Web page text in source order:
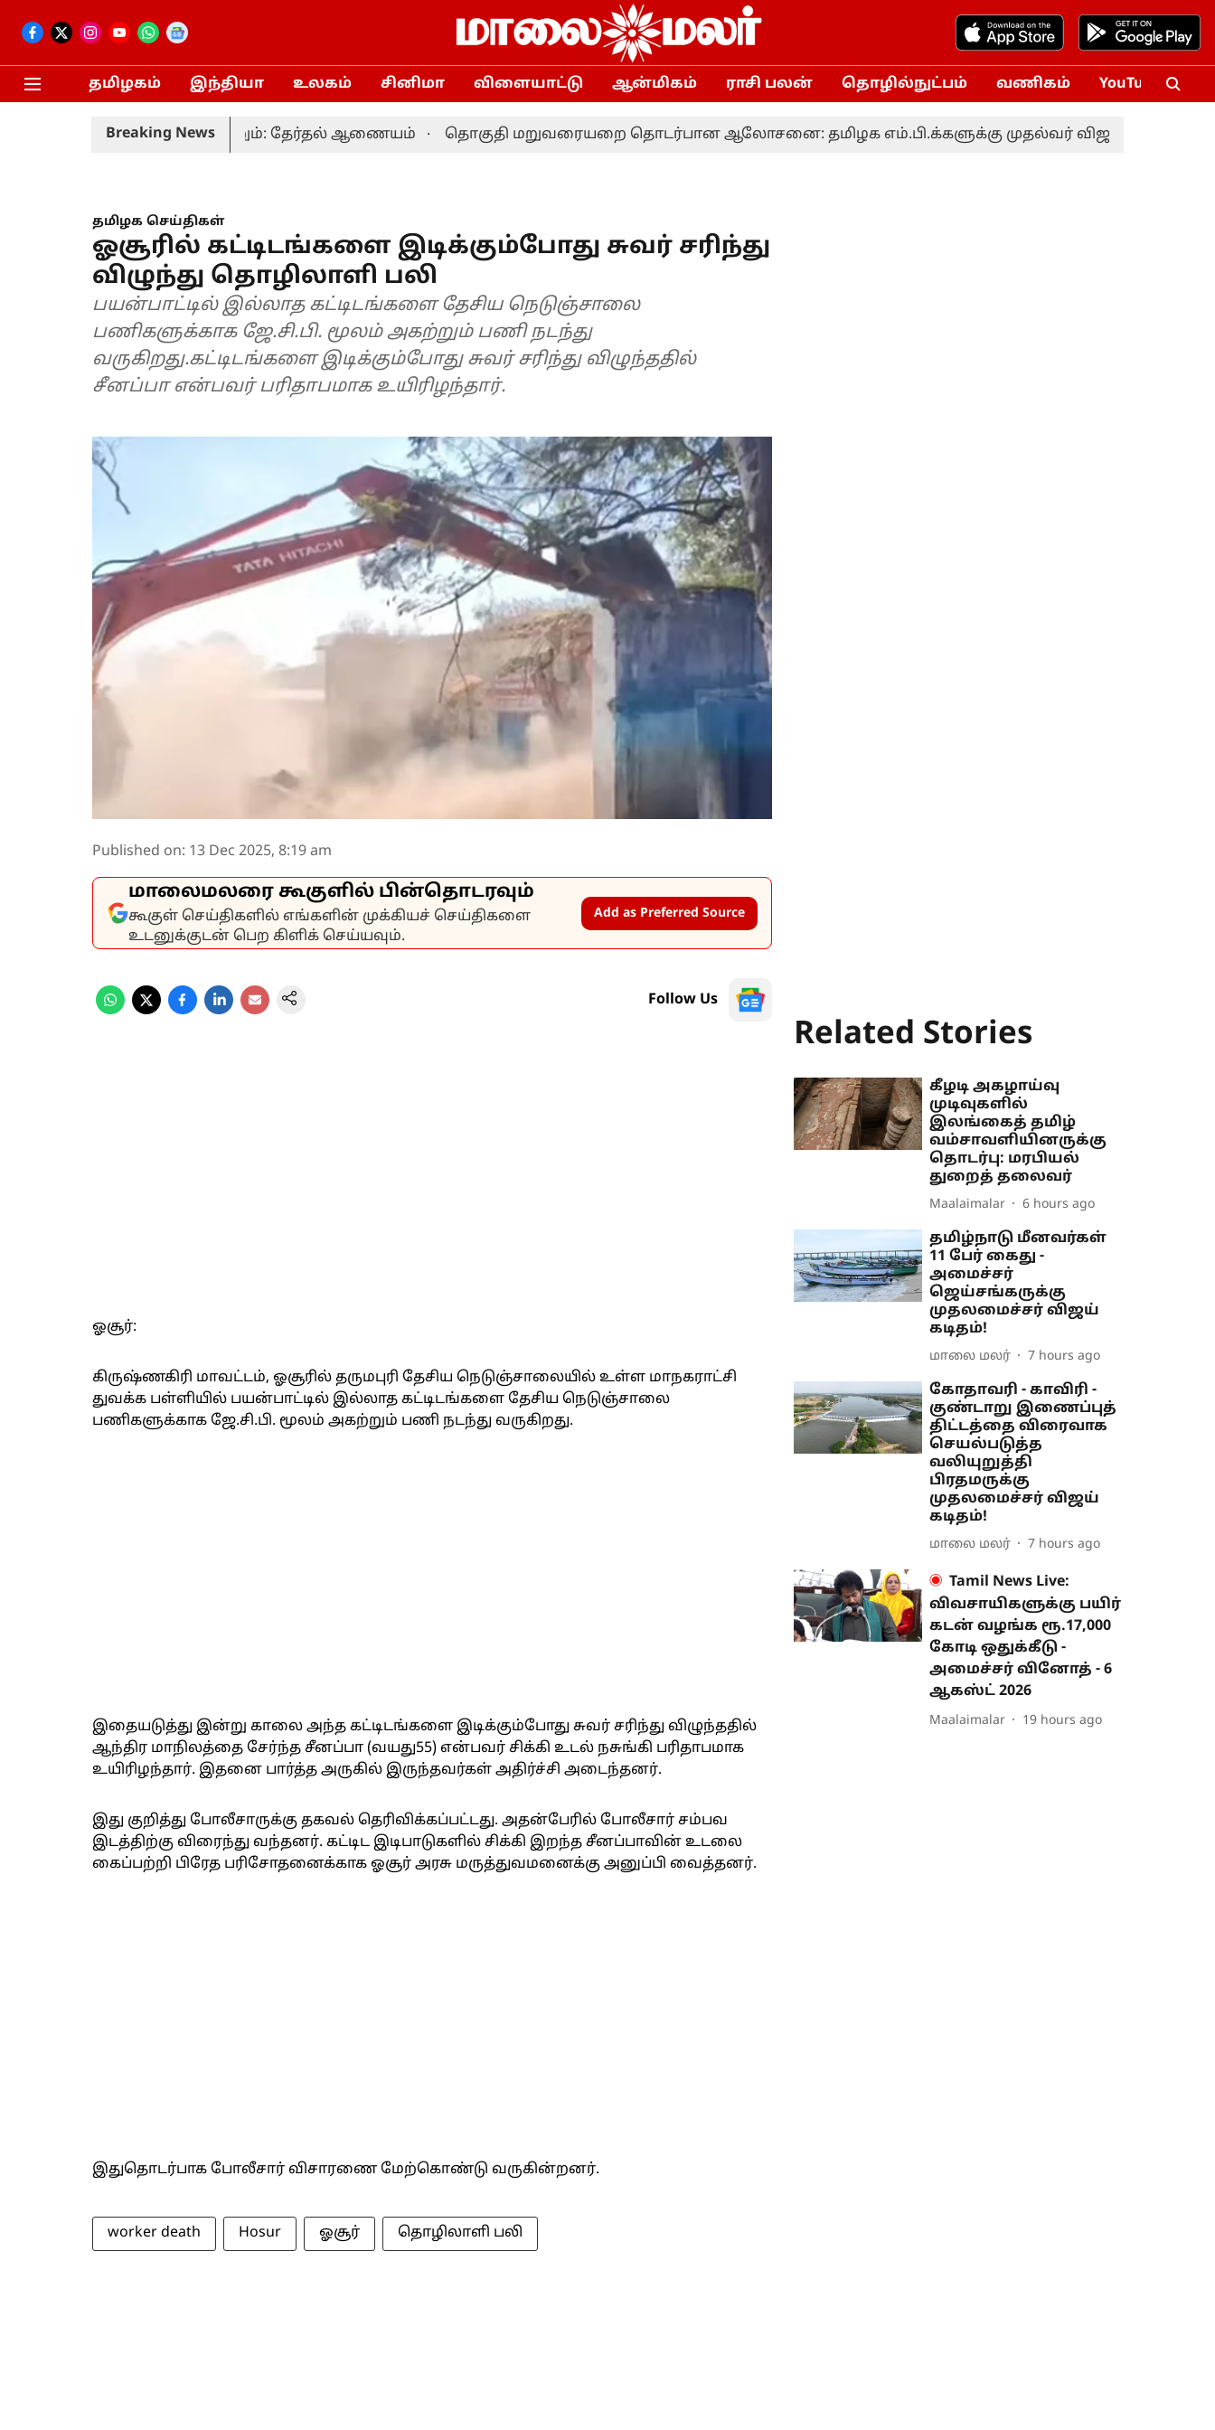
தமிழகம் இந்தியா உலகம் சினிமா விளையாட்டு ஆன்மிகம் ராசி பலன் தொழில்நுட்பம் வணிகம் YouTube
Breaking News
20-ம் தேதி நடைபெறும்: தேர்தல் ஆணையம் தொகுதி மறுவரையறை தொடர்பான ஆலோசனை: தமிழக எம்.பி.க்களுக்கு முதல்வர் விஜய் அழைப்பு
தமிழக செய்திகள்
ஓசூரில் கட்டிடங்களை இடிக்கும்போது சுவர் சரிந்து
விழுந்து தொழிலாளி பலி
பயன்பாட்டில் இல்லாத கட்டிடங்களை தேசிய நெடுஞ்சாலை
பணிகளுக்காக ஜே.சி.பி. மூலம் அகற்றும் பணி நடந்து
வருகிறது.கட்டிடங்களை இடிக்கும்போது சுவர் சரிந்து விழுந்ததில்
சீனப்பா என்பவர் பரிதாபமாக உயிரிழந்தார்.
Published on: 13 Dec 2025, 8:19 am
மாலைமலரை கூகுளில் பின்தொடரவும்
கூகுள் செய்திகளில் எங்களின் முக்கியச் செய்திகளை
உடனுக்குடன் பெற கிளிக் செய்யவும்.
Add as Preferred Source
Follow Us
ஓசூர்:
கிருஷ்ணகிரி மாவட்டம், ஓசூரில் தருமபுரி தேசிய நெடுஞ்சாலையில் உள்ள மாநகராட்சி
துவக்க பள்ளியில் பயன்பாட்டில் இல்லாத கட்டிடங்களை தேசிய நெடுஞ்சாலை
பணிகளுக்காக ஜே.சி.பி. மூலம் அகற்றும் பணி நடந்து வருகிறது.
இதையடுத்து இன்று காலை அந்த கட்டிடங்களை இடிக்கும்போது சுவர் சரிந்து விழுந்ததில்
ஆந்திர மாநிலத்தை சேர்ந்த சீனப்பா (வயது55) என்பவர் சிக்கி உடல் நசுங்கி பரிதாபமாக
உயிரிழந்தார். இதனை பார்த்த அருகில் இருந்தவர்கள் அதிர்ச்சி அடைந்தனர்.
இது குறித்து போலீசாருக்கு தகவல் தெரிவிக்கப்பட்டது. அதன்பேரில் போலீசார் சம்பவ
இடத்திற்கு விரைந்து வந்தனர். கட்டிட இடிபாடுகளில் சிக்கி இறந்த சீனப்பாவின் உடலை
கைப்பற்றி பிரேத பரிசோதனைக்காக ஓசூர் அரசு மருத்துவமனைக்கு அனுப்பி வைத்தனர்.
இதுதொடர்பாக போலீசார் விசாரணை மேற்கொண்டு வருகின்றனர்.
worker death Hosur ஓசூர் தொழிலாளி பலி
Related Stories
கீழடி அகழாய்வு
முடிவுகளில்
இலங்கைத் தமிழ்
வம்சாவளியினருக்கு
தொடர்பு: மரபியல்
துறைத் தலைவர்
Maalaimalar 6 hours ago
தமிழ்நாடு மீனவர்கள்
11 பேர் கைது -
அமைச்சர்
ஜெய்சங்கருக்கு
முதலமைச்சர் விஜய்
கடிதம்!
மாலை மலர் 7 hours ago
கோதாவரி - காவிரி -
குண்டாறு இணைப்புத்
திட்டத்தை விரைவாக
செயல்படுத்த
வலியுறுத்தி
பிரதமருக்கு
முதலமைச்சர் விஜய்
கடிதம்!
மாலை மலர் 7 hours ago
Tamil News Live:
விவசாயிகளுக்கு பயிர்
கடன் வழங்க ரூ.17,000
கோடி ஒதுக்கீடு -
அமைச்சர் வினோத் - 6
ஆகஸ்ட் 2026
Maalaimalar 19 hours ago